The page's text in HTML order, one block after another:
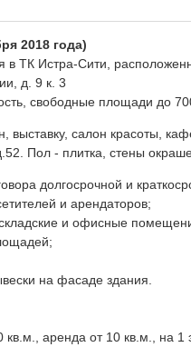
2018 года)
ТК Истра-Сити,
д. 9 к. 3
свободные площади до
выставку, салон красоты,
Пол - плитка, стены
долгосрочной и
и арендаторов;
и офисные
на фасаде здания.
кв.м., аренда от 10 кв.м., на